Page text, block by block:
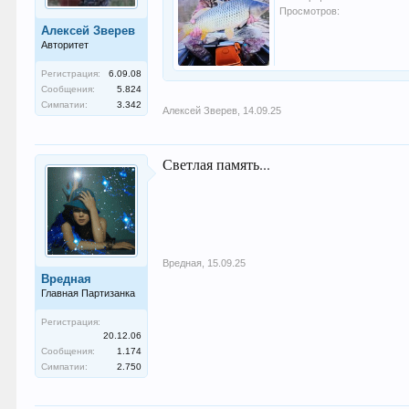
Алексей Зверев
Авторитет
Регистрация:
6.09.08
Сообщения:
5.824
Симпатии:
3.342
Просмотров:
Алексей Зверев 14.09.25
Вредная
Главная Партизанка
Регистрация:
20.12.06
Сообщения:
1.174
Симпатии:
2.750
Светлая память...
Вредная 15.09.25